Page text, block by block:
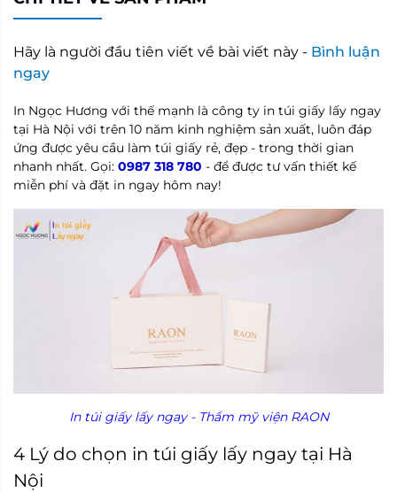
Hãy là người đầu tiên viết về bài viết này - Bình luận
ngay
In Ngọc Hương với thế mạnh là công ty in túi giấy lấy ngay
tại Hà Nội với trên 10 năm kinh nghiệm sản xuất, luôn đáp
ứng được yêu cầu làm túi giấy rẻ, đẹp - trong thời gian
nhanh nhất. Gọi: 0987 318 780 - để được tư vấn thiết kế
miễn phí và đặt in ngay hôm nay!
In túi giấy lấy ngay - Thẩm mỹ viện RAON
4 Lý do chọn in túi giấy lấy ngay tại Hà
Nội